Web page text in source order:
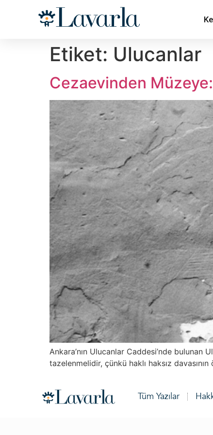
Etiket: Ulucanlar
Cezaevinden
Ankara’nın Ulucanlar Caddesi’nde
tazelenmelidir, çünkü haklı haksız
Tüm Yazılar